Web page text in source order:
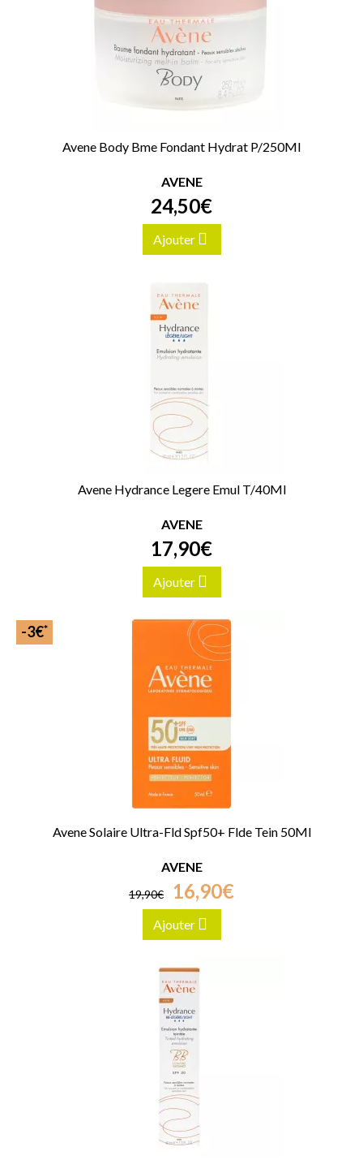
Avene Body Bme Fondant Hydrat P/250Ml
AVENE
24,50€
Ajouter
Avene Hydrance Legere Emul T/40Ml
AVENE
17,90€
Ajouter
-3€*
Avene Solaire Ultra-Fld Spf50+ Flde Tein 50Ml
AVENE
19,90€ 16,90€
Ajouter